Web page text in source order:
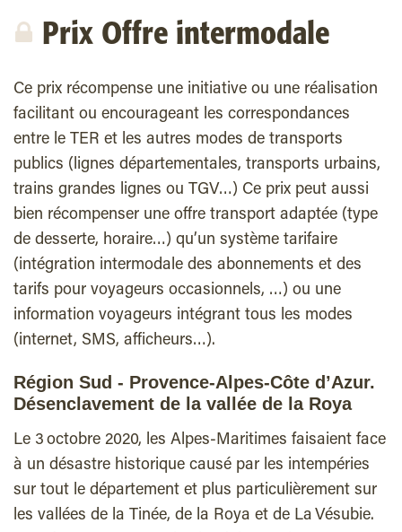
Prix Offre intermodale
Ce prix récompense une initiative ou une réalisation
facilitant ou encourageant les correspondances
entre le TER et les autres modes de transports
publics (lignes départementales, transports urbains,
trains grandes lignes ou TGV…) Ce prix peut aussi
bien récompenser une offre transport adaptée (type
de desserte, horaire…) qu’un système tarifaire
(intégration intermodale des abonnements et des
tarifs pour voyageurs occasionnels, …) ou une
information voyageurs intégrant tous les modes
(internet, SMS, afficheurs…).
Région Sud - Provence-Alpes-Côte d’Azur.
Désenclavement de la vallée de la Roya
Le 3 octobre 2020, les Alpes-Maritimes faisaient face
à un désastre historique causé par les intempéries
sur tout le département et plus particulièrement sur
les vallées de la Tinée, de la Roya et de La Vésubie.